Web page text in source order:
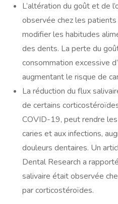
L’altération du goût et de
observée chez les
modifier les habitudes
des dents. La perte du
consommation excessive
augmentant le risque de
La réduction du flux
de certains
COVID-19, peut rendre
caries et aux infections,
douleurs dentaires. Un
Dental Research a
salivaire était observée
par corticostéroïdes.